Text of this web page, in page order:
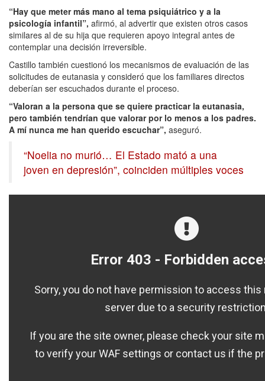
“Hay que meter más mano al tema psiquiátrico y a la
psicología infantil”, afirmó, al advertir que existen otros casos
similares al de su hija que requieren apoyo integral antes de
contemplar una decisión irreversible.
Castillo también cuestionó los mecanismos de evaluación de las
solicitudes de eutanasia y consideró que los familiares directos
deberían ser escuchados durante el proceso.
“Valoran a la persona que se quiere practicar la eutanasia,
pero también tendrían que valorar por lo menos a los padres.
A mí nunca me han querido escuchar”, aseguró.
“Noelia no murió… El Estado mató a una
joven en depresión”, coinciden múltiples voces